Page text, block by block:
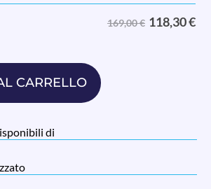
169,00 € 118,30€
CARRELLO
di